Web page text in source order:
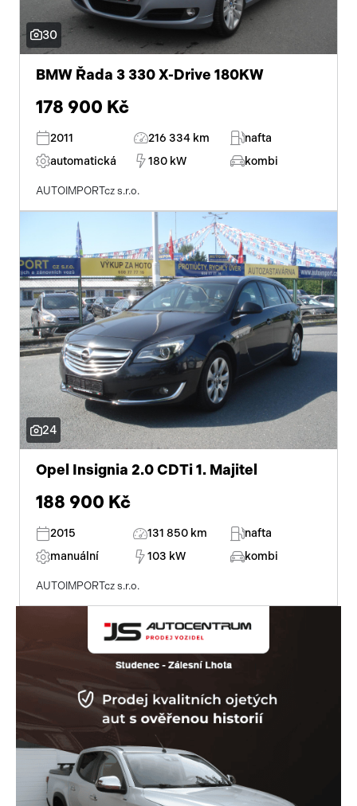
30
BMW Řada 3 330 X-Drive 180KW
178 900 Kč
2011 216 334 km
nafta
automatická
180 kW kombi
AUTOIMPORTcz s.r.o.
24
Opel Insignia 2.0 CDTi 1. Majitel
188 900 Kč
2015 131 850 km
nafta
manuální
103 kW kombi
AUTOIMPORTcz s.r.o.